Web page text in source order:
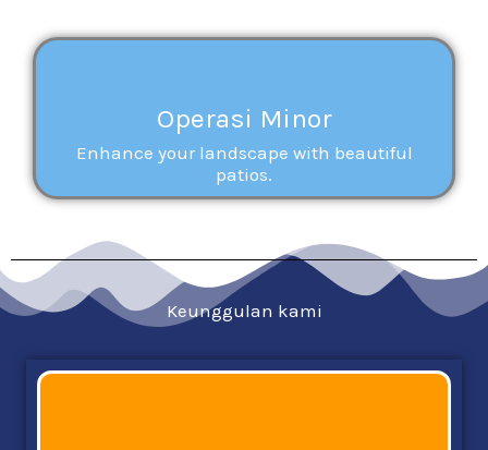
Operasi Minor
Enhance your landscape with beautiful
patios.
Keunggulan kami